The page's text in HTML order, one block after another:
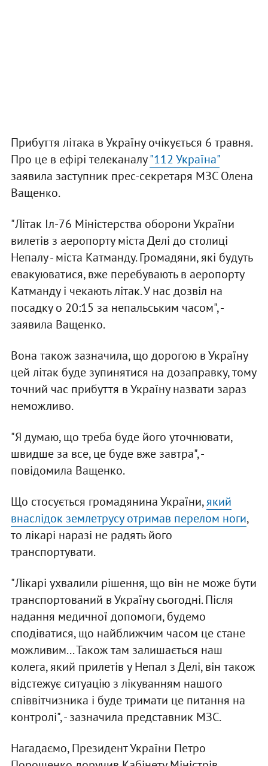
Прибуття літака в Україну очікується 6 травня.
Про це в ефірі телеканалу"112 Україна"
заявила заступник прес-секретаря МЗС Олена
Ващенко.
"Літак Іл-76 Міністерства оборони України
вилетів з аеропорту міста Делі до столиці
Непалу - міста Катманду. Громадяни, які будуть
евакуюватися, вже перебувають в аеропорту
Катманду і чекають літак. У нас дозвіл на
посадку о 20:15 за непальським часом", -
заявила Ващенко.
Вона також зазначила, що дорогою в Україну
цей літак буде зупинятися на дозаправку, тому
точний час прибуття в Україну назвати зараз
неможливо.
"Я думаю, що треба буде його уточнювати,
швидше за все, це буде вже завтра", -
повідомила Ващенко.
Що стосується громадянина України,який
внаслідок землетрусу отримав перелом ноги,
то лікарі наразі не радять його
транспортувати.
"Лікарі ухвалили рішення, що він не може бути
транспортований в Україну сьогодні. Після
надання медичної допомоги, будемо
сподіватися, що найближчим часом це стане
можливим... Також там залишається наш
колега, який прилетів у Непал з Делі, він також
відстежує ситуацію з лікуванням нашого
співвітчизника і буде тримати це питання на
контролі", - зазначила представник МЗС.
Нагадаємо, Президент України Петро